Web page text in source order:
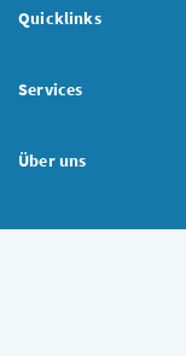
Quicklinks
Services
Über uns